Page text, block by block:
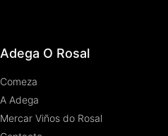
Adega O Rosal
Comeza
A Adega
Mercar Viños do Rosal